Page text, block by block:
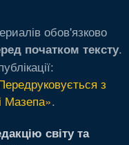
обов'язково
початком тексту.
з
Мазепа».
світу та